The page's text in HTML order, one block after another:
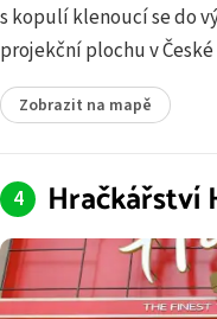
s kopulí klenoucí se do
projekční plochu v
Zobrazit na mapě
Hračkářství